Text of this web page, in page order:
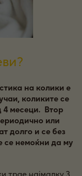
на колики е
коликите се
4 месеци. Втор
или
долго и се без
се немоќни да му